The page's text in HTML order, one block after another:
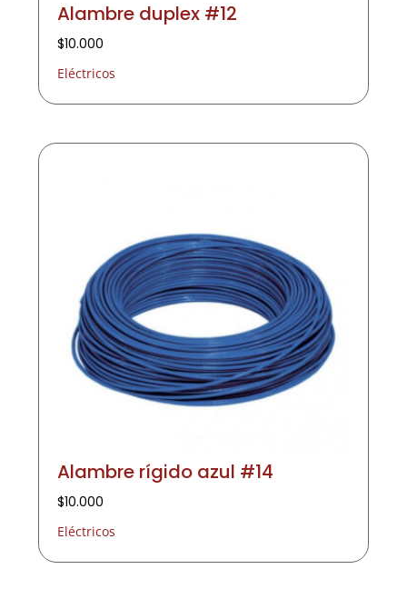
Alambre duplex #12
$10.000
Eléctricos
Alambre rígido azul #14
$10.000
Eléctricos